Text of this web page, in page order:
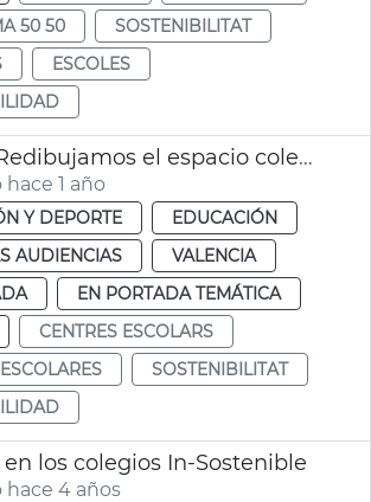
50 50
SOSTENIBILITAT
ESCOLES
Proyecto Redibujamos el espacio colegios València
1 año
Y DEPORTE
EDUCACIÓN
AUDIENCIAS
VALENCIA
EN PORTADA TEMÁTICA
CENTRES ESCOLARS
SOSTENIBILITAT
los colegios In-Sostenible
4 años